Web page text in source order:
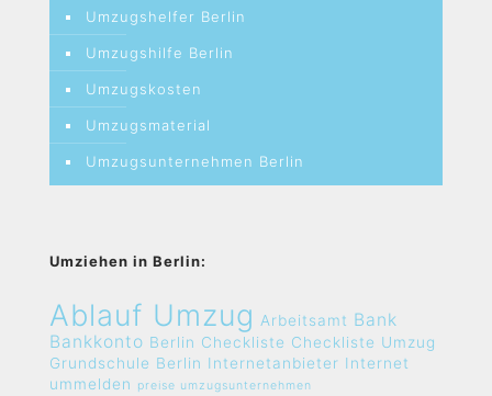
Umzugshelfer Berlin
Umzugshilfe Berlin
Umzugskosten
Umzugsmaterial
Umzugsunternehmen Berlin
Umziehen in Berlin:
Ablauf Umzug Arbeitsamt Bank
Bankkonto Berlin Checkliste Checkliste Umzug
Grundschule Berlin Internetanbieter Internet
ummelden
preise umzugsunternehmen